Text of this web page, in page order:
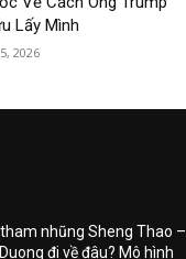
Lấy Mình
2026
nhũng Sheng Thao –
đi về đâu? Mô hình